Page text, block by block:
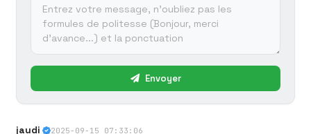
Envoyer
jaudi 2025-09-15 07:33:06